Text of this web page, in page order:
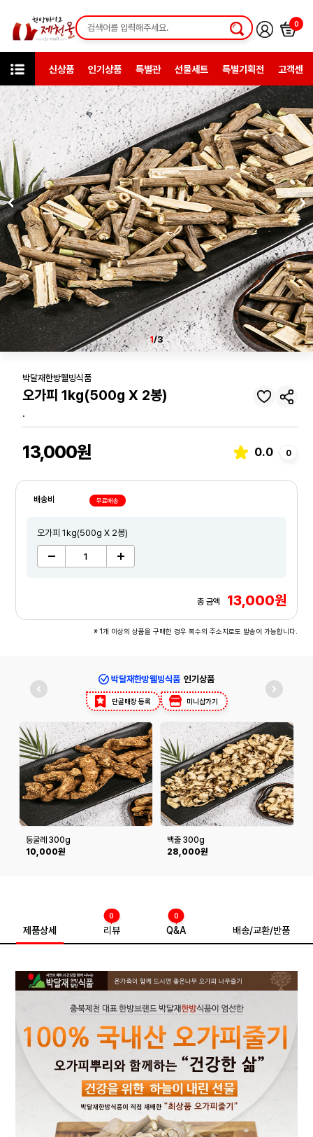
0
신상품 인기상품 특별관 선물세트 특별기획전 고객센터
카테고리 한방약초
1/3
박달재한방웰빙식품
오가피 1kg(500g X 2봉)
.
13,000원 0.0 0
배송비 무료배송
오가피 1kg(500g X 2봉)
총 금액 13,000원
※ 1개 이상의 상품을 구매한 경우 복수의 주소지로도 발송이 가능합니다.
박달재한방웰빙식품 인기상품
단골매장 등록 미니샵가기
둥굴레 300g
10,000원
백출 300g
28,000원
제품상세 리뷰
0
Q&A
0
배송/교환/반품